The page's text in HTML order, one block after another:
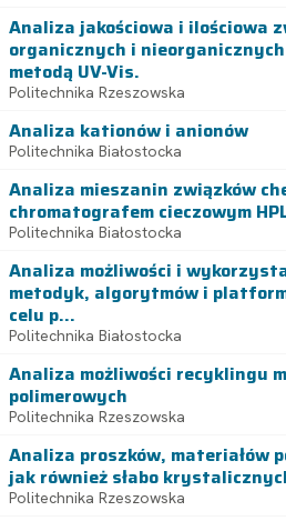
Analiza jakościowa i ilościowa
organicznych i
metodą UV-Vis.
Politechnika Rzeszowska
Analiza kationów i anionów
Politechnika Białostocka
Analiza mieszanin związków
chromatografem cieczowym
Politechnika Białostocka
Analiza możliwości i
metodyk, algorytmów i
celu p...
Politechnika Białostocka
Analiza możliwości recyklingu
polimerowych
Politechnika Rzeszowska
Analiza proszków, materiałów
jak również słabo
Politechnika Rzeszowska